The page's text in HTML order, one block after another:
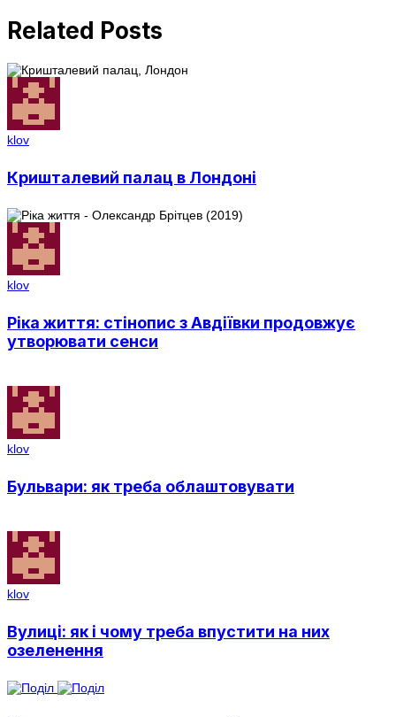
Related Posts
klov
Кришталевий палац в Лондоні
klov
Ріка життя: стінопис з Авдіївки продовжує
утворювати сенси
klov
Бульвари: як треба облаштовувати
klov
Вулиці: як і чому треба впустити на них
озеленення